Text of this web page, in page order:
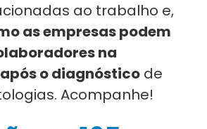
ao trabalho e,
as empresas podem
na
o diagnóstico de
Acompanhe!